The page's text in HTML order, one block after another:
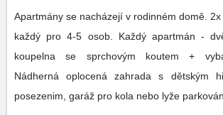
Apartmány se nacházejí v rodinném domě. 2x
každý pro 4-5 osob. Každý apartmán -
koupelna se sprchovým koutem +
Nádherná oplocená zahrada s dětským
posezenim, garáž pro kola nebo lyže